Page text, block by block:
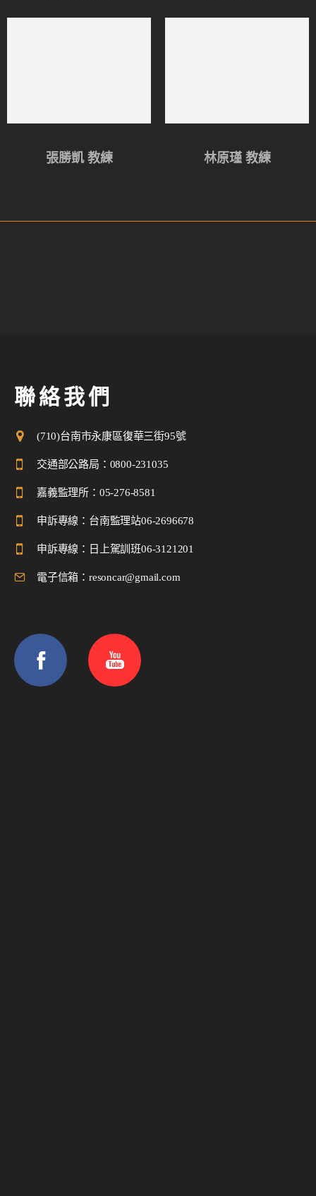
張勝凱 教練 林原瑾 教練
聯絡我們
(710)台南市永康區復華三街95號
交通部公路局： 0800-231035
嘉義監理所： 05-276-8581
申訴專線： 台南監理站06-2696678
申訴專線： 日上駕訓班06-3121201
電子信箱：resoncar@gmail.com